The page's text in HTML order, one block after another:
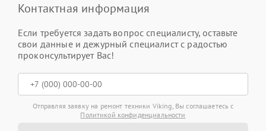
Контактная информация
Если требуется задать вопрос специалисту, оставьте
свои данные и дежурный специалист с радостью
проконсультирует Вас!
Отправляя заявку на ремонт техники Viking, Вы соглашаетесь с
Политикой конфиденциальности